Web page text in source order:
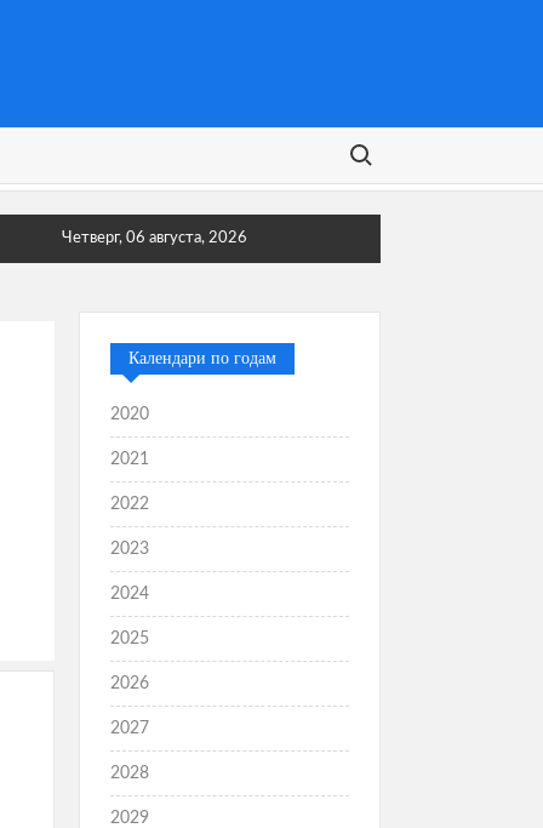
Поиск:
Четверг, 06 августа, 2026
Календари по годам
2020
2021
2022
2023
2024
2025
2026
2027
2028
2029